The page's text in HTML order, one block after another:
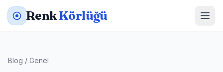
RenkKörlüğü
Blog / Genel